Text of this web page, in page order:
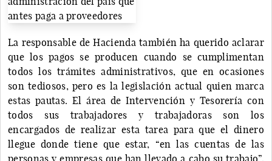
La responsable de Hacienda también ha querido aclarar
que los pagos se producen cuando se cumplimentan
todos los trámites administrativos, que en ocasiones
son tediosos, pero es la legislación actual quien marca
estas pautas. El área de Intervención y Tesorería con
todos sus trabajadores y trabajadoras son los
encargados de realizar esta tarea para que el dinero
llegue donde tiene que estar, “en las cuentas de las
personas y empresas que han llevado a cabo su trabajo”,